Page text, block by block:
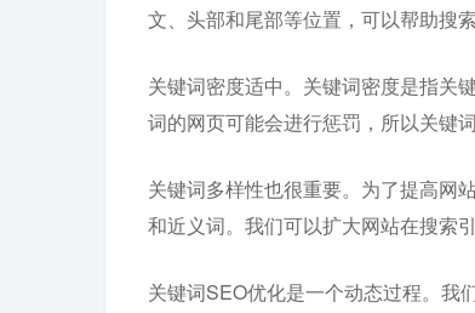
文、头部和尾部等位置，可以帮助搜
关键词密度适中。关键词密度是指关
词的网页可能会进行惩罚，所以关键
关键词多样性也很重要。为了提高网
和近义词。我们可以扩大网站在搜索
关键词SEO优化是一个动态过程。我